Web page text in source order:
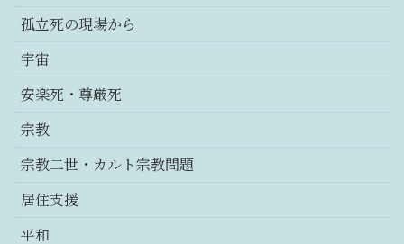
孤立死の現場から
宇宙
安楽死・尊厳死
宗教
宗教二世・カルト宗教問題
居住支援
平和